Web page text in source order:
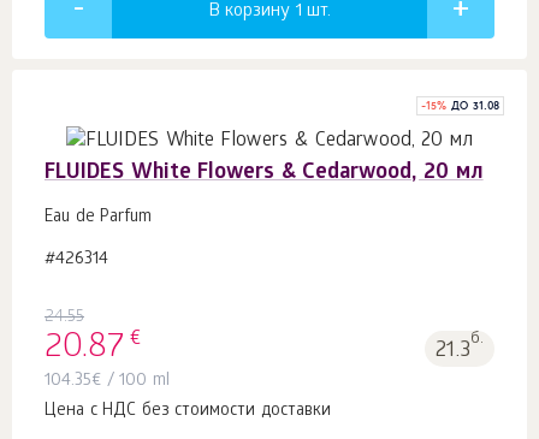
В корзину 1 шт.
-15% ДО 31.08
FLUIDES White Flowers & Cedarwood, 20 мл
Eau de Parfum
#426314
24.55
20.87 € 21.3б.
104.35€ / 100 ml
Цена с НДС без стоимости доставки